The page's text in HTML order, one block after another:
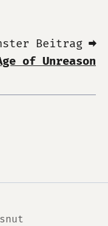
Beitrag ➡
of Unreason